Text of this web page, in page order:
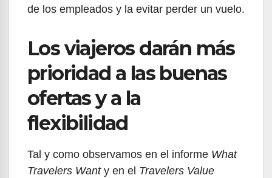
de los empleados y la evitar perder un vuelo.
Los viajeros darán más
prioridad a las buenas
ofertas y a la
flexibilidad
Tal y como observamos en el informe What
Travelers Wanty en el Travelers Value